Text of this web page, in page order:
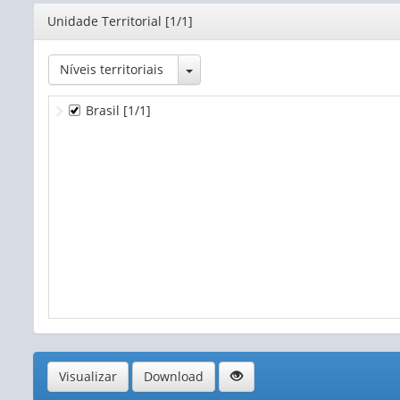
Editor
Unidade Territorial [1/1]
Níveis territoriais Toggle Dropdown
Brasil [1/1]
Visualizar Download